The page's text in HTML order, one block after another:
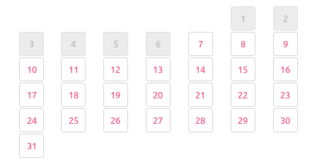
1 2
3 4 5 6 7 8 9
10 11 12 13 14 15 16
17 18 19 20 21 22 23
24 25 26 27 28 29 30
31